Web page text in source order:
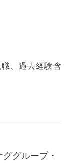
、過去経験含
グループ・